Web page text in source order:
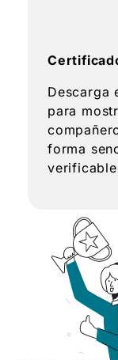
Descarga
para
forma